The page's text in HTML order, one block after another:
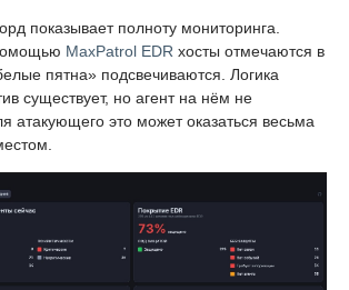
показывает полноту мониторинга.
MaxPatrol EDR хосты отмечаются в
пятна» подсвечиваются. Логика
существует, но агент на нём не
атакующего это может оказаться весьма